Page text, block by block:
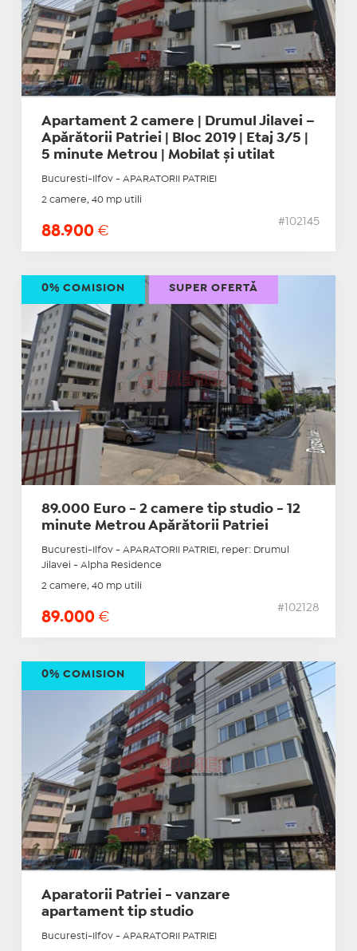
Apartament 2 camere | Drumul Jilavei –
Apărătorii Patriei | Bloc 2019 | Etaj 3/5 |
5 minute Metrou | Mobilat și utilat
Bucuresti-Ilfov - APARATORII PATRIEI
2 camere, 40 mp utili
88.900 €
#102145
89.000 Euro - 2 camere tip studio - 12
minute Metrou Apărătorii Patriei
Bucuresti-Ilfov - APARATORII PATRIEI, reper: Drumul
Jilavei - Alpha Residence
2 camere, 40 mp utili
89.000 €
#102128
0% COMISION SUPER OFERTĂ
Aparatorii Patriei - vanzare
apartament tip studio
Bucuresti-Ilfov - APARATORII PATRIEI
0% COMISION